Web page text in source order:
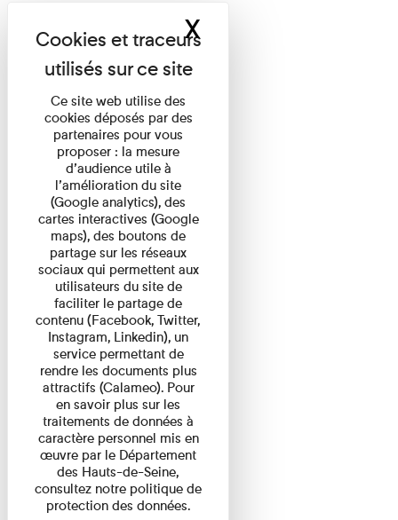
Ce site web utilise des
cookies déposés par des
partenaires pour vous
proposer : la mesure
d’audience utile à
l’amélioration du site
(Google analytics), des
cartes interactives (Google
maps), des boutons de
partage sur les réseaux
sociaux qui permettent aux
utilisateurs du site de
faciliter le partage de
contenu (Facebook, Twitter,
Instagram, Linkedin), un
service permettant de
rendre les documents plus
attractifs (Calameo). Pour
en savoir plus sur les
traitements de données à
caractère personnel mis en
œuvre par le Département
des Hauts-de-Seine,
consultez notre politique de
protection des données.
XMasquer le